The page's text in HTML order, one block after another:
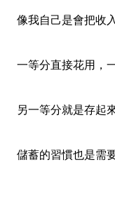
像我自己是會把收
一等分直接花用，
另一等分就是存起
儲蓄的習慣也是需